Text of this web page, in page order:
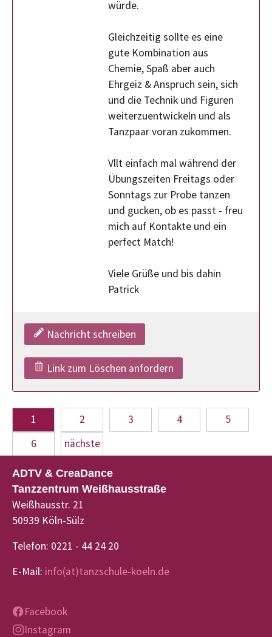
würde.
Gleichzeitig sollte es eine
gute Kombination aus
Chemie, Spaß aber auch
Ehrgeiz & Anspruch sein, sich
und die Technik und Figuren
weiterzuentwickeln und als
Tanzpaar voran zukommen.
Vllt einfach mal während der
Übungszeiten Freitags oder
Sonntags zur Probe tanzen
und gucken, ob es passt - freu
mich auf Kontakte und ein
perfect Match!
Viele Grüße und bis dahin
Patrick
Nachricht schreiben
Link zum Löschen anfordern
1 2 3 4
5
6
nächste
ADTV & CreaDance
Tanzzentrum Weißhausstraße
Weißhausstr. 21
50939 Köln-Sülz
Telefon: 0221 - 44 24 20
E-Mail: info(at)tanzschule-koeln.de
Facebook
Instagram